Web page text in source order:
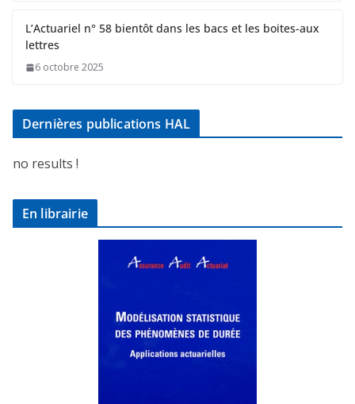
L’Actuariel n° 58 bientôt dans les bacs et les boites-aux
lettres
6 octobre 2025
Dernières publications HAL
no results !
En librairie